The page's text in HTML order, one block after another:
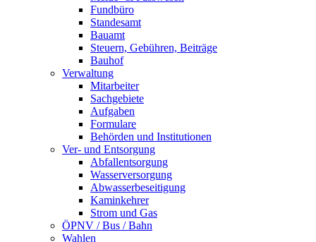
Fundbüro
Standesamt
Bauamt
Steuern, Gebühren, Beiträge
Bauhof
Verwaltung
Mitarbeiter
Sachgebiete
Aufgaben
Formulare
Behörden und Institutionen
Ver- und Entsorgung
Abfallentsorgung
Wasserversorgung
Abwasserbeseitigung
Kaminkehrer
Strom und Gas
ÖPNV / Bus / Bahn
Wahlen